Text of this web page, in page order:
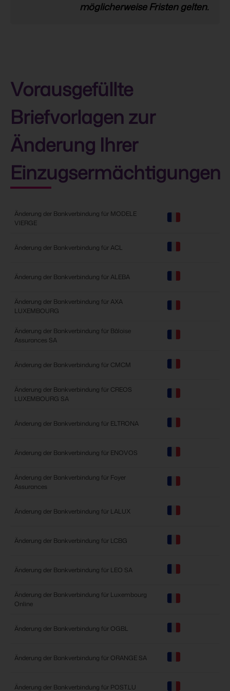
wie Sie vorgehen müssen, um einen
möglicherweise Fristen gelten.
Vorausgefüllte
Briefvorlagen zur
Änderung Ihrer
Einzugsermächtigungen
Änderung der Bankverbindung für MODELE
VIERGE
Änderung der Bankverbindung für ACL
Änderung der Bankverbindung für ALEBA
Änderung der Bankverbindung für AXA
LUXEMBOURG
Änderung der Bankverbindung für Bâloise
Assurances SA
Änderung der Bankverbindung für CMCM
Änderung der Bankverbindung für CREOS
LUXEMBOURG SA
Änderung der Bankverbindung für ELTRONA
Änderung der Bankverbindung für ENOVOS
Änderung der Bankverbindung für Foyer
Assurances
Änderung der Bankverbindung für LALUX
Änderung der Bankverbindung für LCBG
Änderung der Bankverbindung für LEO SA
Änderung der Bankverbindung für Luxembourg
Online
Änderung der Bankverbindung für OGBL
Änderung der Bankverbindung für ORANGE SA
Änderung der Bankverbindung für POST.LU